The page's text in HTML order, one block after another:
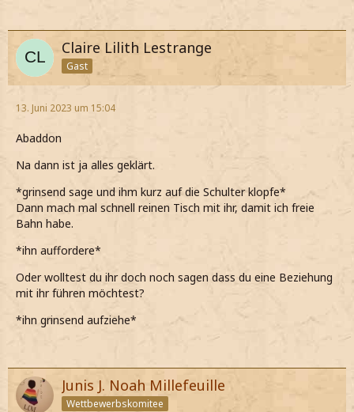
Claire Lilith Lestrange
Gast
13. Juni 2023 um 15:04
Abaddon
Na dann ist ja alles geklärt.
*grinsend sage und ihm kurz auf die Schulter klopfe*
Dann mach mal schnell reinen Tisch mit ihr, damit ich freie
Bahn habe.
*ihn auffordere*
Oder wolltest du ihr doch noch sagen dass du eine Beziehung
mit ihr führen möchtest?
*ihn grinsend aufziehe*
Junis J. Noah Millefeuille
Wettbewerbskomitee